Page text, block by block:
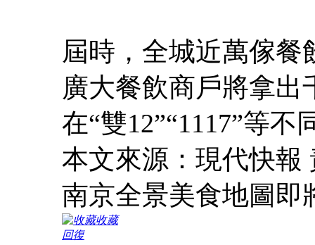
屆時，全城近萬傢
廣大餐飲商戶將拿
在“雙12”“1117”等
本文來源：現代快報
南京全景美食地圖即
收藏
回復